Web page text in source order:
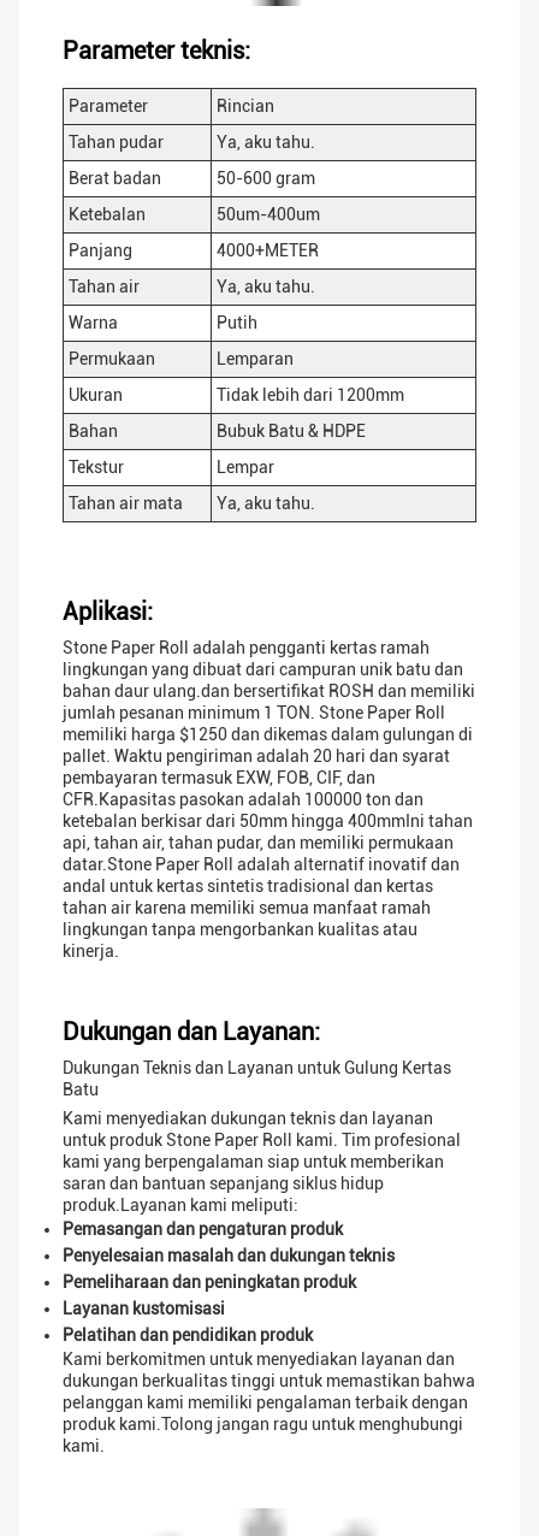
Parameter teknis:
Parameter
Rincian
Tahan pudar
Ya, aku tahu.
Berat badan
50-600 gram
Ketebalan
50um-400um
Panjang
4000+METER
Tahan air
Ya, aku tahu.
Warna
Putih
Permukaan
Lemparan
Ukuran
Tidak lebih dari 1200mm
Bahan
Bubuk Batu & HDPE
Tekstur
Lempar
Tahan air mata
Ya, aku tahu.
Aplikasi:
Stone Paper Roll adalah pengganti kertas ramah
lingkungan yang dibuat dari campuran unik batu dan
bahan daur ulang.dan bersertifikat ROSH dan memiliki
jumlah pesanan minimum 1 TON. Stone Paper Roll
memiliki harga $1250 dan dikemas dalam gulungan di
pallet. Waktu pengiriman adalah 20 hari dan syarat
pembayaran termasuk EXW, FOB, CIF, dan
CFR.Kapasitas pasokan adalah 100000 ton dan
ketebalan berkisar dari 50mm hingga 400mmIni tahan
api, tahan air, tahan pudar, dan memiliki permukaan
datar.Stone Paper Roll adalah alternatif inovatif dan
andal untuk kertas sintetis tradisional dan kertas
tahan air karena memiliki semua manfaat ramah
lingkungan tanpa mengorbankan kualitas atau
kinerja.
Dukungan dan Layanan:
Dukungan Teknis dan Layanan untuk Gulung Kertas
Batu
Kami menyediakan dukungan teknis dan layanan
untuk produk Stone Paper Roll kami. Tim profesional
kami yang berpengalaman siap untuk memberikan
saran dan bantuan sepanjang siklus hidup
produk.Layanan kami meliputi:
Pemasangan dan pengaturan produk
Penyelesaian masalah dan dukungan teknis
Pemeliharaan dan peningkatan produk
Layanan kustomisasi
Pelatihan dan pendidikan produk
Kami berkomitmen untuk menyediakan layanan dan
dukungan berkualitas tinggi untuk memastikan bahwa
pelanggan kami memiliki pengalaman terbaik dengan
produk kami.Tolong jangan ragu untuk menghubungi
kami.